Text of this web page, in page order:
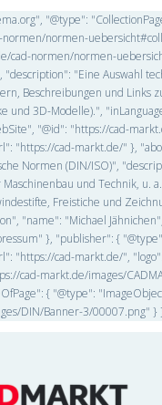
"@type":
normen-
cad-normen/normen-
"description": "Eine Auswahl
Beschreibungen und Links
und 3D-Modelle).",
"@id": "https://cad-
"https://cad-markt.de/" },
Normen (DIN/ISO)",
und Technik, u.
Freistiche und
"name": "Michael
}, "publisher": {
"https://cad-markt.de/",
cad-markt.de/images/
{ "@type":
DIN/Banner-3/00007.png" }